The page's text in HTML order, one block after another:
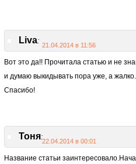
Liva:
21.04.2014 в 11:56
Вот это да!! Прочитала статью и не
и думаю выкидывать пора уже, а
Спасибо!
Тоня:
22.04.2014 в 00:01
Название статьи